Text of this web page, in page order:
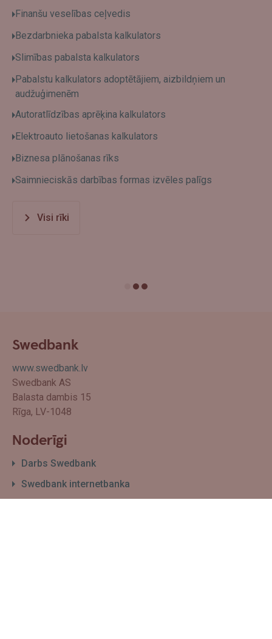
Finanšu veselības ceļvedis
Bezdarbnieka pabalsta kalkulators
Slimības pabalsta kalkulators
Pabalstu kalkulators adoptētājiem, aizbildņiem un
audžuģimenēm
Autoratlīdzības aprēķina kalkulators
Elektroauto lietošanas kalkulators
Biznesa plānošanas rīks
Saimnieciskās darbības formas izvēles palīgs
Visi rīki
Swedbank
www.swedbank.lv
Swedbank AS
Balasta dambis 15
Rīga, LV-1048
Noderīgi
Darbs Swedbank
Swedbank internetbanka